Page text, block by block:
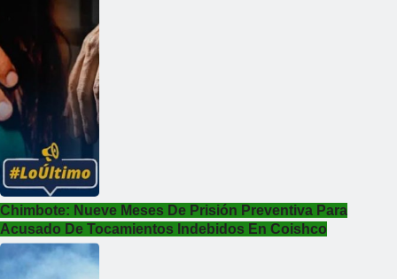
Chimbote: Nueve Meses De Prisión Preventiva Para
Acusado De Tocamientos Indebidos En Coishco